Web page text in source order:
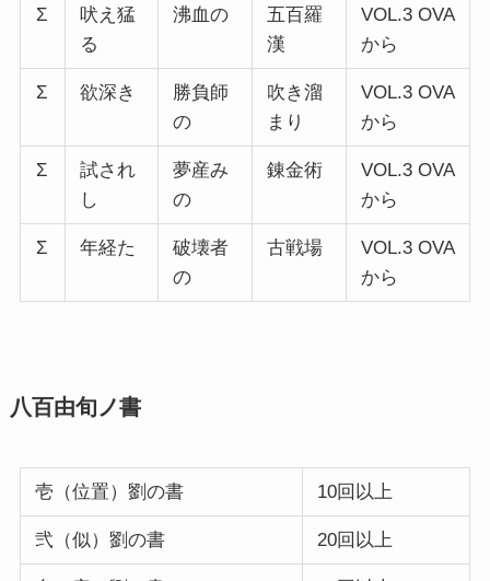
Σ
吠え猛
る
沸血の
五百羅
漢
VOL.3 OVA
から
Σ 欲深き
勝負師
の
吹き溜
まり
VOL.3 OVA
から
Σ
試され
し
夢産み
の
錬金術
VOL.3 OVA
から
Σ 年経た
破壊者
の
古戦場
VOL.3 OVA
から
八百由旬ノ書
壱（位置）劉の書 10回以上
弐（似）劉の書 20回以上